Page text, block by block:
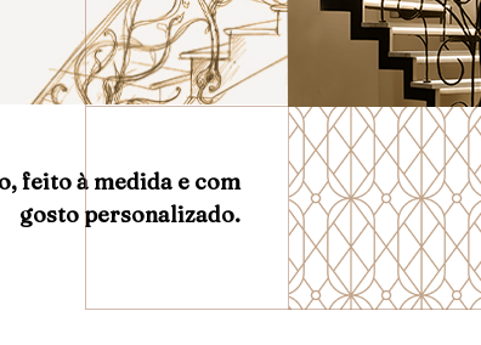
feito à medida e com
gosto personalizado.